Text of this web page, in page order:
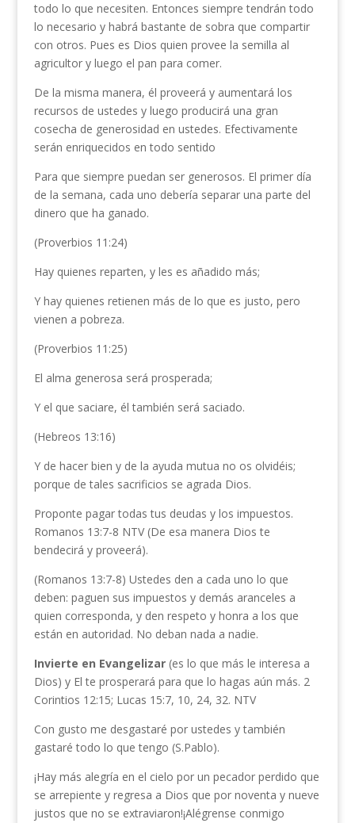
todo lo que necesiten. Entonces siempre tendrán todo
lo necesario y habrá bastante de sobra que compartir
con otros. Pues es Dios quien provee la semilla al
agricultor y luego el pan para comer.
De la misma manera, él proveerá y aumentará los
recursos de ustedes y luego producirá una gran
cosecha de generosidad en ustedes. Efectivamente
serán enriquecidos en todo sentido
Para que siempre puedan ser generosos. El primer día
de la semana, cada uno debería separar una parte del
dinero que ha ganado.
(Proverbios 11:24)
Hay quienes reparten, y les es añadido más;
Y hay quienes retienen más de lo que es justo, pero
vienen a pobreza.
(Proverbios 11:25)
El alma generosa será prosperada;
Y el que saciare, él también será saciado.
(Hebreos 13:16)
Y de hacer bien y de la ayuda mutua no os olvidéis;
porque de tales sacrificios se agrada Dios.
Proponte pagar todas tus deudas y los impuestos.
Romanos 13:7-8 NTV (De esa manera Dios te
bendecirá y proveerá).
(Romanos 13:7-8) Ustedes den a cada uno lo que
deben: paguen sus impuestos y demás aranceles a
quien corresponda, y den respeto y honra a los que
están en autoridad. No deban nada a nadie.
Invierte en Evangelizar(es lo que más le interesa a
Dios) y El te prosperará para que lo hagas aún más. 2
Corintios 12:15; Lucas 15:7, 10, 24, 32. NTV
Con gusto me desgastaré por ustedes y también
gastaré todo lo que tengo (S.Pablo).
¡Hay más alegría en el cielo por un pecador perdido que
se arrepiente y regresa a Dios que por noventa y nueve
justos que no se extraviaron!¡Alégrense conmigo